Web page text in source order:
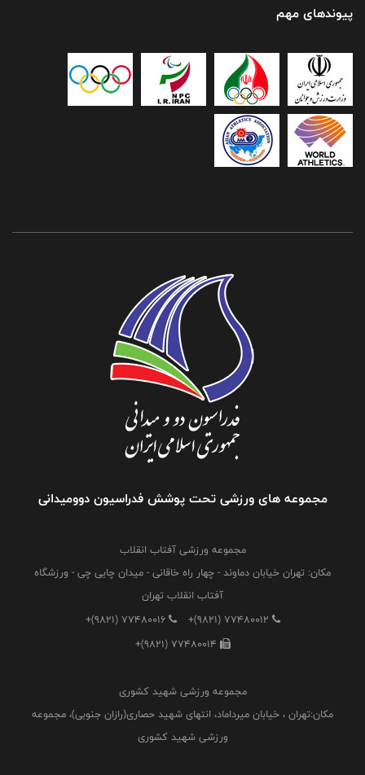
پیوندهای مهم
مجموعه های ورزشی تحت پوشش فدراسیون دوومیدانی
مجموعه ورزشی آفتاب انقلاب
مکان: تهران خیابان دماوند - چهار راه خاقانی - میدان چایی چی - ورزشگاه
آفتاب انقلاب تهران
+(9821) 77480012
+(9821) 77480016
+(9821) 77480014
مجموعه ورزشی شهید کشوری
مکان:تهران ، خیابان میرداماد، انتهای شهید حصاری(رازان جنوبی)، مجموعه
ورزشی شهید کشوری